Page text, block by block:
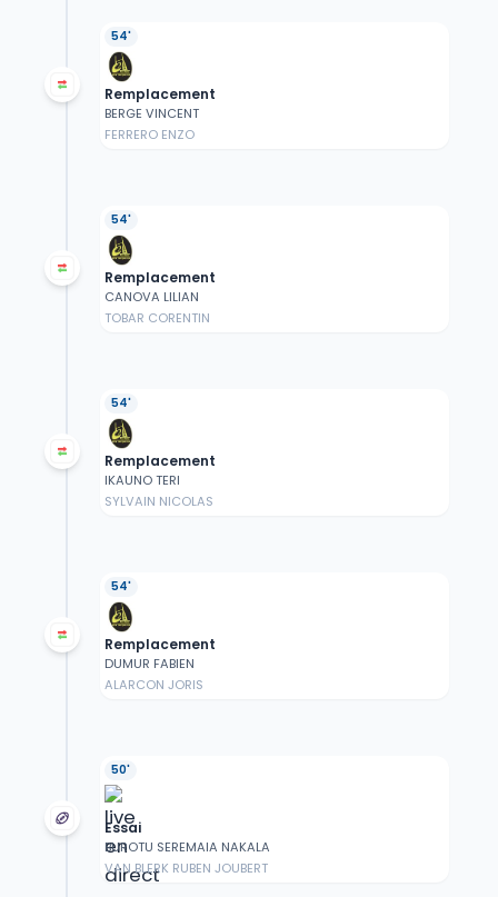
54'
Remplacement
BERGE VINCENT
FERRERO ENZO
54'
Remplacement
CANOVA LILIAN
TOBAR CORENTIN
54'
Remplacement
IKAUNO TERI
SYLVAIN NICOLAS
54'
Remplacement
DUMUR FABIEN
ALARCON JORIS
50'
Essai
BUROTU SEREMAIA NAKALA
VAN BLERK RUBEN JOUBERT